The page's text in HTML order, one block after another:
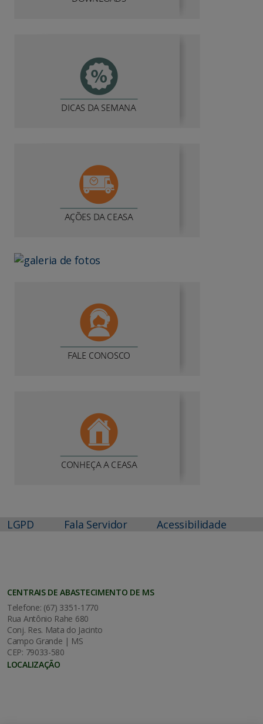
LGPD Fala Servidor Acessibilidade
CENTRAIS DE ABASTECIMENTO DE MS
Telefone: (67) 3351-1770
Rua Antônio Rahe 680
Conj. Res. Mata do Jacinto
Campo Grande | MS
CEP: 79033-580
LOCALIZAÇÃO